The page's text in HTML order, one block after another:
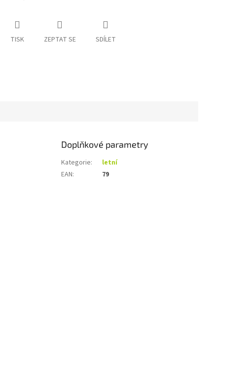
TISK ZEPTAT SE SDÍLET
Doplňkové parametry
Kategorie:
letní
EAN: 79